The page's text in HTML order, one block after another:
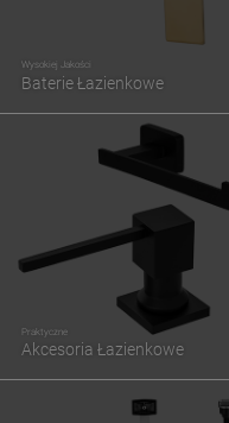
Wysokiej Jakości
Baterie Łazienkowe
Praktyczne
Akcesoria Łazienkowe